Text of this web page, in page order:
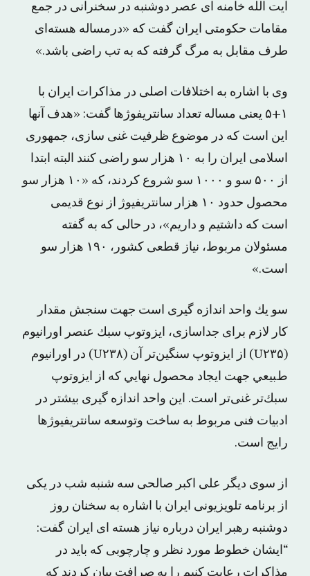
آیت الله خامنه ای عصر دوشنبه در سخنرانی در جمع
مقامات حکومتی ایران گفت که «درمساله هسته‌ای
طرف مقابل به مرگ گرفته که به تب راضی باشد.»
وی با اشاره به اختلافات اصلی در مذاکرات ایران با
۱+۵ یعنی مساله تعداد سانتریفوژها گفت: «هدف آنها
این است که در موضوع ظرفیت غنی سازی، جمهوری
اسلامی ایران را به ۱۰ هزار سو راضی کنند البته ابتدا
از ۵۰۰ سو و ۱۰۰۰ سو شروع کردند، که «۱۰ هزار سو
محصول حدود ۱۰ هزار سانتریفیوژ از نوع قدیمی
است که داشتیم و داریم»، در حالی که به گفته
مسئولان مربوط، نیاز قطعی کشور، ۱۹۰ هزار سو
است.»
ﺳﻮ ﻳﻚ واﺣﺪ اﻧﺪازه ﮔﯿﺮی اﺳﺖ جهت ﺳﻨﺠﺶ ﻣﻘﺪار
ﻛﺎر ﻻزم ﺑﺮای ﺟﺪاﺳﺎزی، اﻳﺰوﺗﻮپ ﺳﺒﻚ ﻋﻨﺼﺮ اوراﻧﯿﻮم
(U۲۳۵) از اﻳﺰوﺗﻮپ ﺳﻨﮕﯿﻦ‌ﺗﺮ آن (U۲۳۸) در اوراﻧﯿﻮم
طﺒﯿﻌﻲ جهت اﻳﺠﺎد ﻣﺤﺼﻮل نهاﻳﻲ که از اﻳﺰوﺗﻮپ
ﺳﺒﻚﺗﺮ غنیﺗﺮ اﺳﺖ. این واحد اندازه گیری بیشتر در
ادبیات فنی مربوط به ساخت وتوسعه سانتریفیوژها
رایج است.
از سوی دیگر علی اکبر صالحی سه شنبه شب در یکی
از برنامه تلویزیونی ایران با اشاره به سخنان روز
دوشنبه رهبر ایران درباره نیاز هسته ای ایران گفت:
“ایشان خطوط مورد نظر و چارچوبی که باید در
مذاکرات رعایت کنیم را به صرافت بیان کردند که